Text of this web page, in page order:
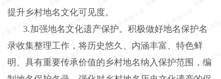
提升乡村地名文化可见度。
3.加强地名文化遗产保护。积极做好地名保护名
录收集整理工作，将历史悠久、内涵丰富、特色鲜
明、具有重要传承价值的乡村地名纳入保护范围，编